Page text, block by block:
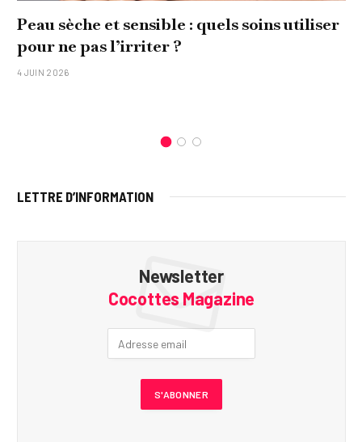
Peau sèche et sensible : quels soins utiliser
pour ne pas l’irriter ?
4 JUIN 2026
LETTRE D’INFORMATION
Newsletter
Cocottes Magazine